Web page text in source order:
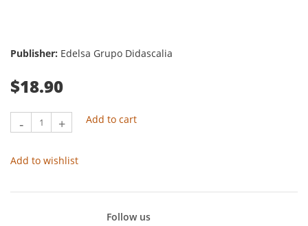
Publisher: Edelsa Grupo Didascalia
$18.90
- + Add to cart
Add to wishlist
Follow us